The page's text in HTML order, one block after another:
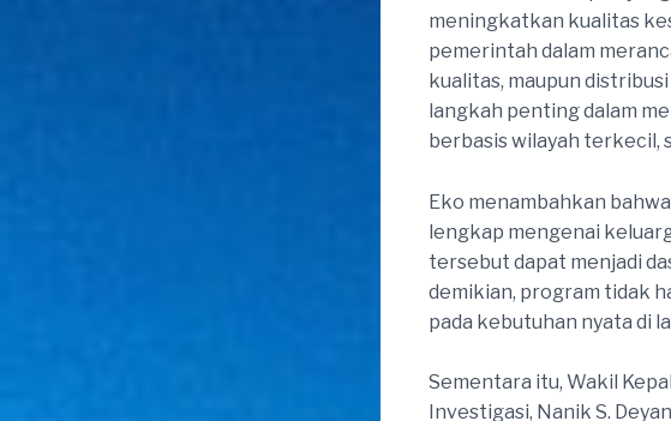
meningkatkan kualitas
pemerintah dalam
kualitas, maupun
langkah penting dalam
berbasis wilayah terkecil,
Eko menambahkan
lengkap mengenai
tersebut dapat menjadi
demikian, program tidak
pada kebutuhan nyata di
Sementara itu, Wakil
Investigasi, Nanik S.